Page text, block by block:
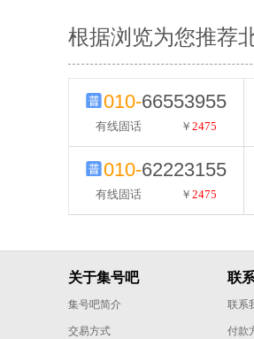
根据浏览为您推荐
010-66553955
有线固话 ￥2475
010-62223155
有线固话 ￥2475
关于集号吧
集号吧简介
交易方式
联
联系
付款